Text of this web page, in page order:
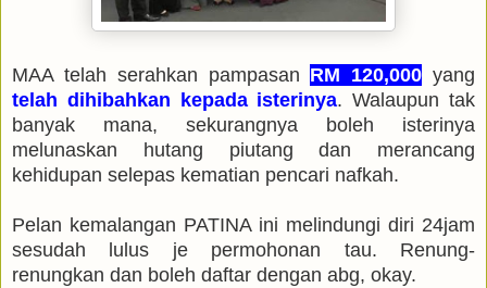
MAA telah serahkan pampasan RM 120,000 yang
telah dihibahkan kepada isterinya. Walaupun tak
banyak mana, sekurangnya boleh isterinya
melunaskan hutang piutang dan merancang
kehidupan selepas kematian pencari nafkah.
Pelan kemalangan PATINA ini melindungi diri 24jam
sesudah lulus je permohonan tau. Renung-
renungkan dan boleh daftar dengan abg, okay.